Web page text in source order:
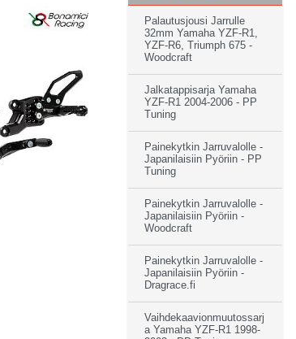
Palautusjousi Jarrulle
32mm Yamaha YZF-R1,
YZF-R6, Triumph 675 -
Woodcraft
Jalkatappisarja Yamaha
YZF-R1 2004-2006 - PP
Tuning
Painekytkin Jarruvalolle -
Japanilaisiin Pyöriin - PP
Tuning
Painekytkin Jarruvalolle -
Japanilaisiin Pyöriin -
Woodcraft
Painekytkin Jarruvalolle -
Japanilaisiin Pyöriin -
Dragrace.fi
Vaihdekaavionmuutossarj
a Yamaha YZF-R1 1998-